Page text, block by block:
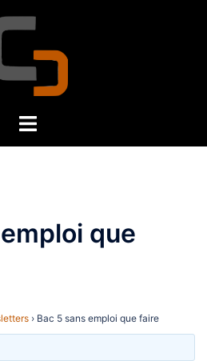
Toggle
que
› Bac 5 sans emploi que faire